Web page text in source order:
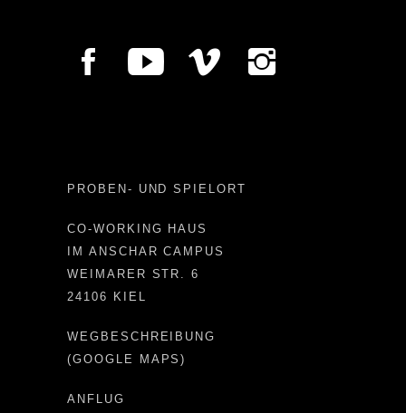
PROBEN- UND SPIELORT
CO-WORKING HAUS
IM ANSCHAR CAMPUS
WEIMARER STR. 6
24106 KIEL
WEGBESCHREIBUNG
(GOOGLE MAPS)
ANFLUG